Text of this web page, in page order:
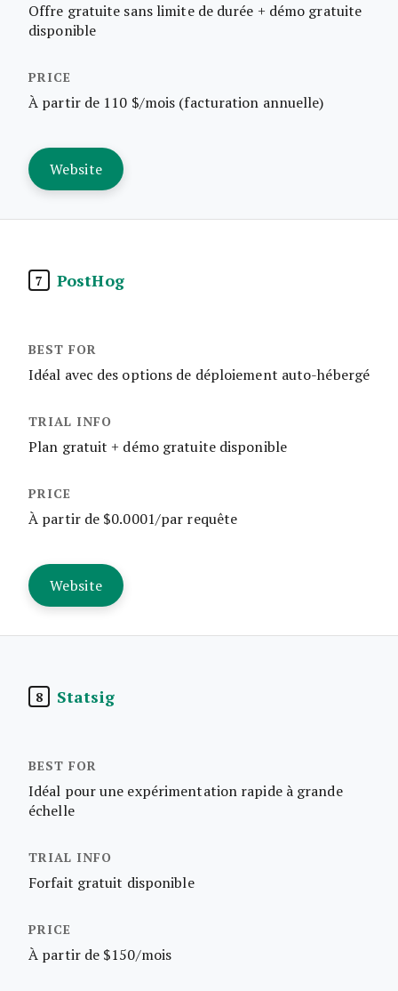
Offre gratuite sans limite de durée + démo gratuite
disponible
À partir de 110 $/mois (facturation annuelle)
Website
7 PostHog
Idéal avec des options de déploiement auto-hébergé
Plan gratuit + démo gratuite disponible
À partir de $0.0001/par requête
Website
8 Statsig
Idéal pour une expérimentation rapide à grande
échelle
Forfait gratuit disponible
À partir de $150/mois